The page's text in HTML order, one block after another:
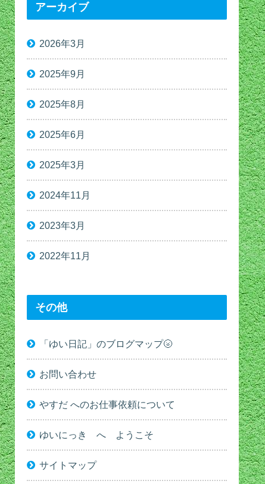
アーカイブ
2026年3月
2025年9月
2025年8月
2025年6月
2025年3月
2024年11月
2023年3月
2022年11月
その他
「ゆい日記」のブログマップ🌝
お問い合わせ
やすだ へのお仕事依頼について
ゆいにっき へ ようこそ
サイトマップ